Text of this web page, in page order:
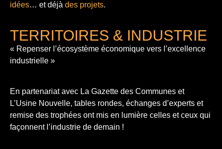
idées… et déjà des projets.
TERRITOIRES & INDUSTRIE
« Repenser l’écosystème économique vers l’excellence
industrielle »
En partenariat avec La Gazette des Communes et
L’Usine Nouvelle, tables rondes, échanges d’experts et
remise des trophées ont mis en lumière celles et ceux qui
façonnent l’industrie de demain !